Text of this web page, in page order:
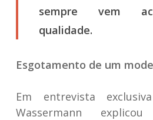
sempre vem
qualidade.
Esgotamento de um
Em entrevista
Wassermann